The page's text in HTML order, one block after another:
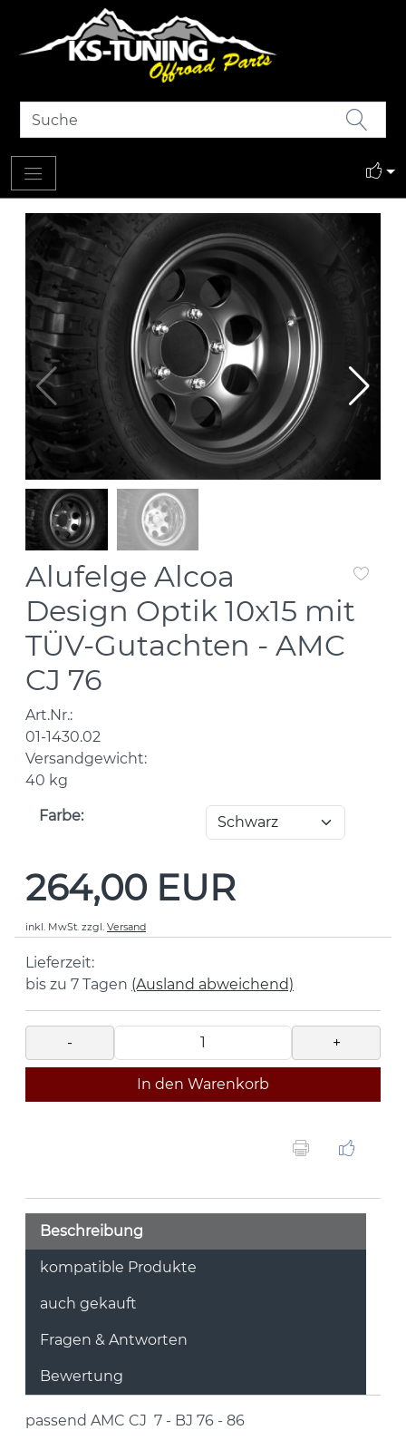
Alufelge Alcoa
Design Optik 10x15 mit
TÜV-Gutachten - AMC
CJ 76
Art.Nr.:
01-1430.02
Versandgewicht:
40 kg
Farbe:
264,00 EUR
inkl. MwSt. zzgl. Versand
Lieferzeit:
bis zu 7 Tagen (Ausland abweichend)
- +
In den Warenkorb
Beschreibung
kompatible Produkte
auch gekauft
Fragen & Antworten
Bewertung
passend AMC CJ 7 - BJ 76 - 86